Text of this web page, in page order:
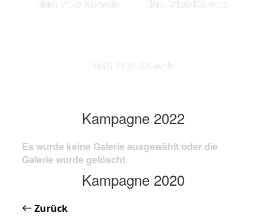
IMG 7123-KS-web IMG 7130-KS-web
IMG 7134-KS-web
Kampagne 2022
Es wurde keine Galerie ausgewählt oder die
Galerie wurde gelöscht.
Kampagne 2020
Zurück